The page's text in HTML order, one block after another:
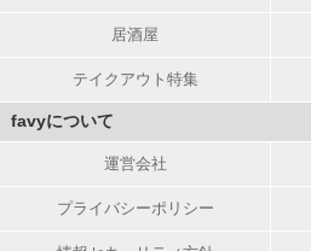
居酒屋
テイクアウト特集
favyについて
運営会社
プライバシーポリシー